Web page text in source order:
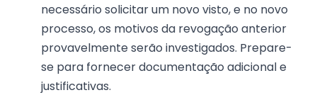
necessário solicitar um novo visto, e no novo
processo, os motivos da revogação anterior
provavelmente serão investigados. Prepare-
se para fornecer documentação adicional e
justificativas.